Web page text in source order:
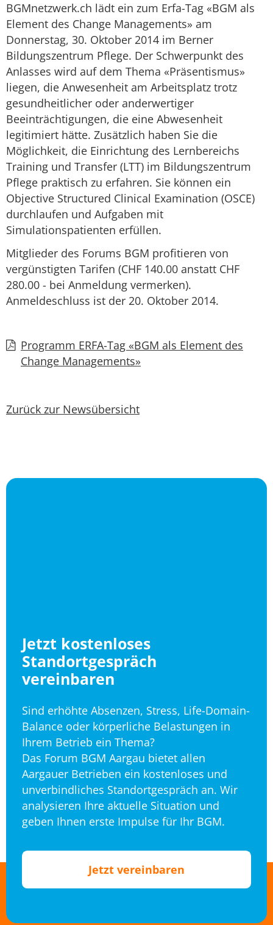
BGMnetzwerk.ch lädt ein zum Erfa-Tag «BGM als
Element des Change Managements» am
Donnerstag, 30. Oktober 2014 im Berner
Bildungszentrum Pflege. Der Schwerpunkt des
Anlasses wird auf dem Thema «Präsentismus»
liegen, die Anwesenheit am Arbeitsplatz trotz
gesundheitlicher oder anderwertiger
Beeinträchtigungen, die eine Abwesenheit
legitimiert hätte. Zusätzlich haben Sie die
Möglichkeit, die Einrichtung des Lernbereichs
Training und Transfer (LTT) im Bildungszentrum
Pflege praktisch zu erfahren. Sie können ein
Objective Structured Clinical Examination (OSCE)
durchlaufen und Aufgaben mit
Simulationspatienten erfüllen.
Mitglieder des Forums BGM profitieren von
vergünstigten Tarifen (CHF 140.00 anstatt CHF
280.00 - bei Anmeldung vermerken).
Anmeldeschluss ist der 20. Oktober 2014.
 Programm ERFA-Tag «BGM als Element des
Change Managements»
Zurück zur Newsübersicht
Jetzt kostenloses
Standortgespräch
vereinbaren
Sind erhöhte Absenzen, Stress, Life-Domain-
Balance oder körperliche Belastungen in
Ihrem Betrieb ein Thema?
Das Forum BGM Aargau bietet allen
Aargauer Betrieben ein kostenloses und
unverbindliches Standortgespräch an. Wir
analysieren Ihre aktuelle Situation und
geben Ihnen erste Impulse für Ihr BGM.
Jetzt vereinbaren